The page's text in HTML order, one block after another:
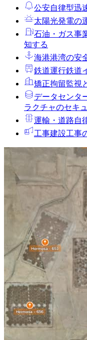
公安自律型迅
太陽光発電の
石油・ガス事
知する
海港港湾の安
鉄道運行鉄道
矯正拘留監視
データセンタ
ラクチャのセキ
運輸・道路自
工事建設工事